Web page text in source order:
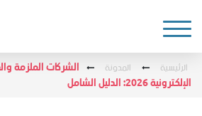
الرئيسية المدونة
الشركات الملزمة
الإلكترونية 2026: الدليل الشامل